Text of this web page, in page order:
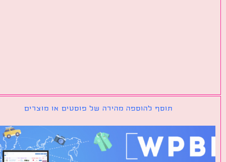
תוסף להוספה מהירה של פוסטים או מוצרים